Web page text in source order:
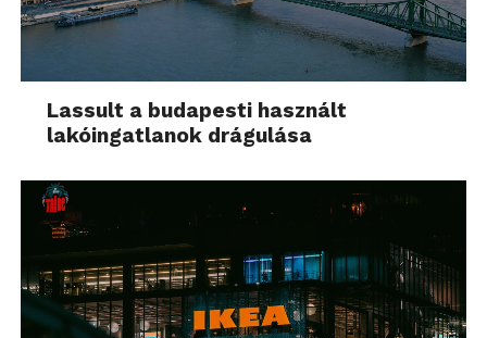
Lassult a budapesti használt
lakóingatlanok drágulása